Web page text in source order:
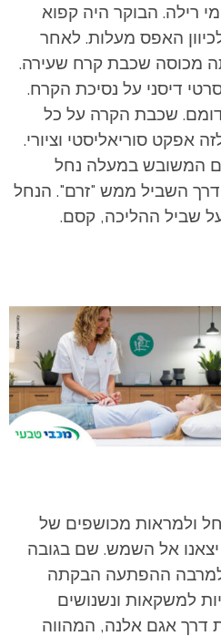
רילה. הבוקר היה קפוא
האפס מעלות. לאחר
מכוסה שכבת קרח שעירה.
דיסני על נסיכת הקרח.
שכבת הקרה על כל
אפקט סוריאליסטי וציורי.
המשובש במעלה נחל
השביל ממש "זרם". הנחל
על שביל ההליכה, קסם.
ולמראות מכושפים של
אל השמש. שם בגובה
למרבה ההפתעה הבקתה
למשקאות ונשנושים
דרך אגם אלנה, המהווה